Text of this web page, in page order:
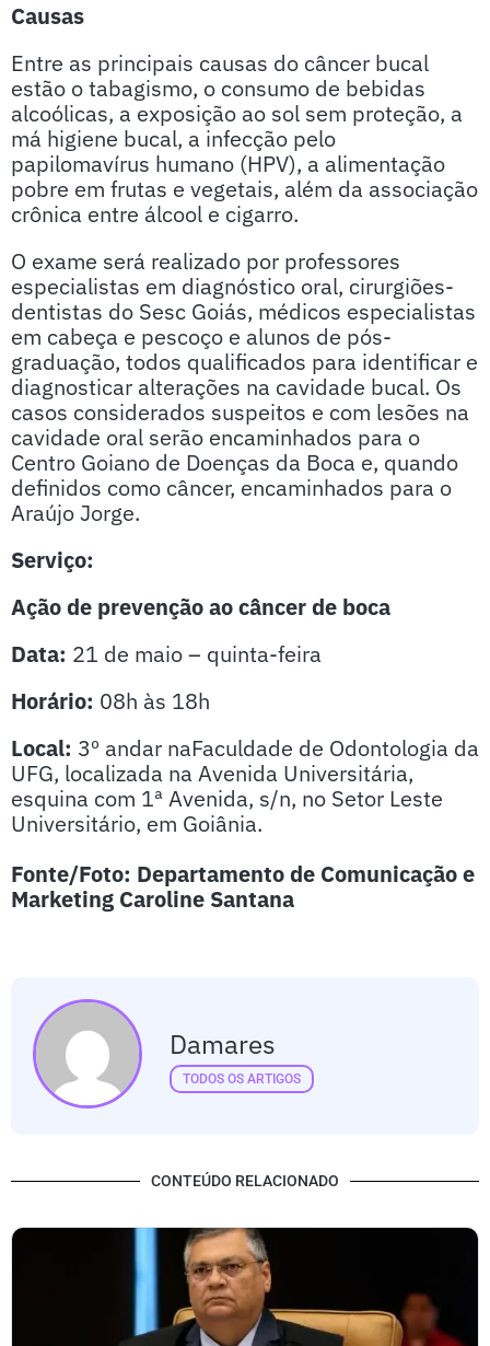
Causas
Entre as principais causas do câncer bucal
estão o tabagismo, o consumo de bebidas
alcoólicas, a exposição ao sol sem proteção, a
má higiene bucal, a infecção pelo
papilomavírus humano (HPV), a alimentação
pobre em frutas e vegetais, além da associação
crônica entre álcool e cigarro.
O exame será realizado por professores
especialistas em diagnóstico oral, cirurgiões-
dentistas do Sesc Goiás, médicos especialistas
em cabeça e pescoço e alunos de pós-
graduação, todos qualificados para identificar e
diagnosticar alterações na cavidade bucal. Os
casos considerados suspeitos e com lesões na
cavidade oral serão encaminhados para o
Centro Goiano de Doenças da Boca e, quando
definidos como câncer, encaminhados para o
Araújo Jorge.
Serviço:
Ação de prevenção ao câncer de boca
Data: 21 de maio – quinta-feira
Horário: 08h às 18h
Local: 3º andar naFaculdade de Odontologia da
UFG, localizada na Avenida Universitária,
esquina com 1ª Avenida, s/n, no Setor Leste
Universitário, em Goiânia.
Fonte/Foto: Departamento de Comunicação e
Marketing Caroline Santana
Damares
TODOS OS ARTIGOS
CONTEÚDO RELACIONADO